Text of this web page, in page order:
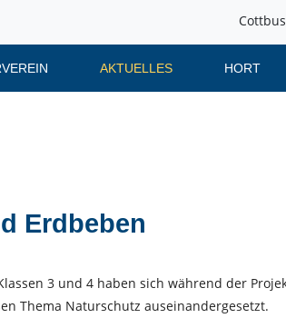
AKTUELLES HORT
Erdbeben
3 und 4 haben sich während der
Thema Naturschutz auseinandergesetzt.